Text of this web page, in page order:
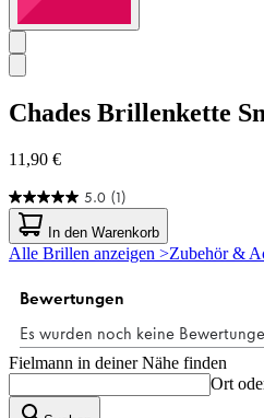
Chades Brillenkette
11,90 €
5.0 (1)
5.0
von
5
Sternen.
Bewertung
In den Warenkorb
Alle Brillen anzeigen >Zubehör &
Fielmann in deiner Nähe finden
Ort